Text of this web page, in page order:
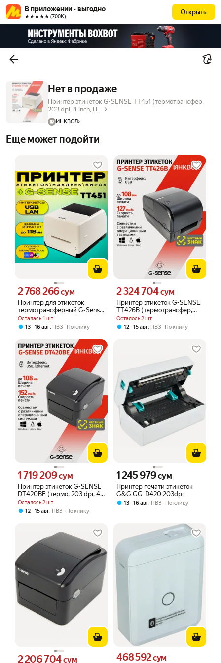
В приложении - выгодно
★★★★★ (700К)
Открыть
Нет в продаже
Принтер этикеток G-SENSE TT451 (термотрансфер,
203 dpi, 4 inch, U...
ИНКВОЛ
Еще может подойти
Принтер для этикеток
термотрансферный G-Sense
TT451 (USB+LAN)
Осталась 1 шт
Цена 2768266 сум вместо
2 768 266сум
13 – 16 авг, ПВЗ По клику
Принтер этикеток G-SENSE
TT426B (термотрансфер,
203 dpi, 4 inch, USB)
Осталось 2 шт
Цена 2324704 сум вместо
2 324 704сум
12 – 15 авг, ПВЗ По клику
Принтер этикеток G-SENSE
DT420BE (термо, 203 dpi, 4
inch, USB+LAN)
Осталось 2 шт
Цена 1719209 сум вместо
1 719 209сум
12 – 15 авг, ПВЗ По клику
Принтер печати этикеток
G&G GG-D420 203dpi
Цена 1245979 сум вместо
1 245 979сум
13 – 16 авг, ПВЗ По клику
Цена 2206704 сум вместо
2 206 704сум Цена 468592 сум вместо
468 592сум